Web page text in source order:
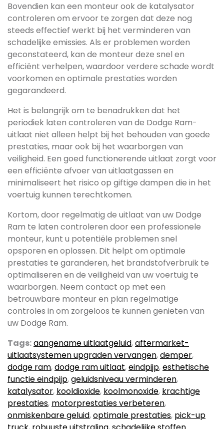
Bovendien kan een monteur ook de katalysator
controleren om ervoor te zorgen dat deze nog
steeds effectief werkt bij het verminderen van
schadelijke emissies. Als er problemen worden
geconstateerd, kan de monteur deze snel en
efficiënt verhelpen, waardoor verdere schade wordt
voorkomen en optimale prestaties worden
gegarandeerd.
Het is belangrijk om te benadrukken dat het
periodiek laten controleren van de Dodge Ram-
uitlaat niet alleen helpt bij het behouden van goede
prestaties, maar ook bij het waarborgen van
veiligheid. Een goed functionerende uitlaat zorgt voor
een efficiënte afvoer van uitlaatgassen en
minimaliseert het risico op giftige dampen die in het
voertuig kunnen terechtkomen.
Kortom, door regelmatig de uitlaat van uw Dodge
Ram te laten controleren door een professionele
monteur, kunt u potentiële problemen snel
opsporen en oplossen. Dit helpt om optimale
prestaties te garanderen, het brandstofverbruik te
optimaliseren en de veiligheid van uw voertuig te
waarborgen. Neem contact op met een
betrouwbare monteur en plan regelmatige
controles in om zorgeloos te kunnen genieten van
uw Dodge Ram.
Tags:aangename uitlaatgeluid,aftermarket-
uitlaatsystemen upgraden vervangen,demper,
dodge ram,dodge ram uitlaat,eindpijp,esthetische
functie eindpijp,geluidsniveau verminderen,
katalysator, kooldioxide, koolmonoxide, krachtige
prestaties, motorprestaties verbeteren,
onmiskenbare geluid,optimale prestaties, pick-up